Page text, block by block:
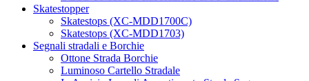
Skatestopper
Skatestops (XC-MDD1700C)
Skatestops (XC-MDD1703)
Segnali stradali e Borchie
Ottone Strada Borchie
Luminoso Cartello Stradale